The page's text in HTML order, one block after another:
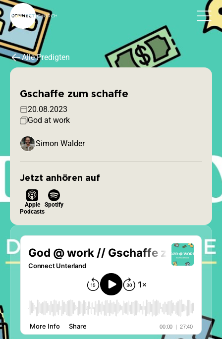
Alle Predigten
Gschaffe zum schaffe
20.08.2023
God at work
Simon Walder
Jetzt anhören auf
Apple
Podcasts
Spotify